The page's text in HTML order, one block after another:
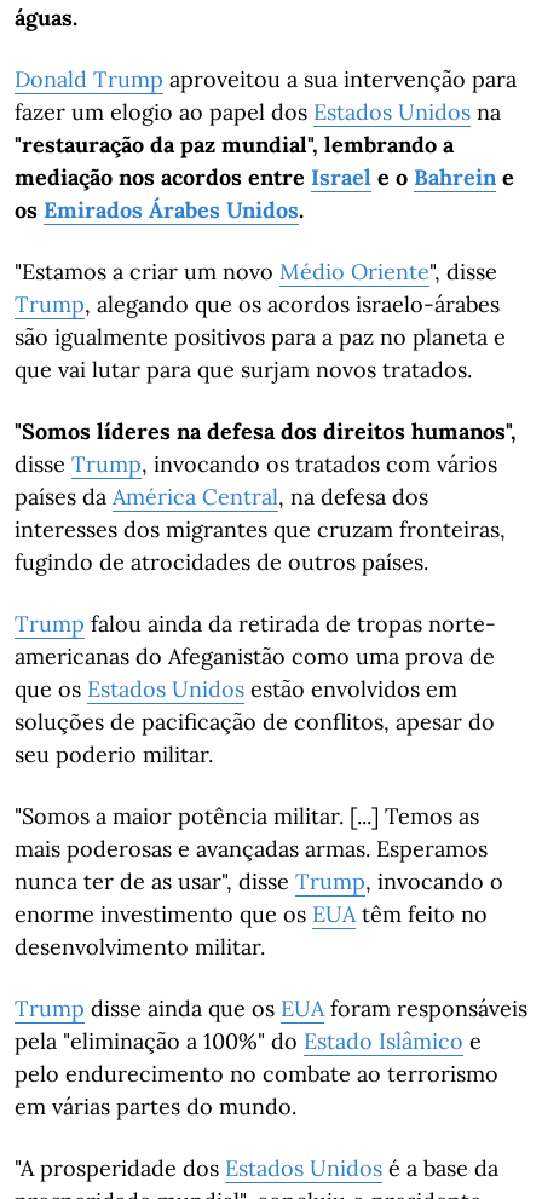
águas.
Donald Trump aproveitou a sua intervenção para
fazer um elogio ao papel dos Estados Unidos na
"restauração da paz mundial", lembrando a
mediação nos acordos entre Israel e o Bahrein e
os Emirados Árabes Unidos.
"Estamos a criar um novo Médio Oriente", disse
Trump, alegando que os acordos israelo-árabes
são igualmente positivos para a paz no planeta e
que vai lutar para que surjam novos tratados.
"Somos líderes na defesa dos direitos humanos",
disse Trump, invocando os tratados com vários
países da América Central, na defesa dos
interesses dos migrantes que cruzam fronteiras,
fugindo de atrocidades de outros países.
Trump falou ainda da retirada de tropas norte-
americanas do Afeganistão como uma prova de
que os Estados Unidos estão envolvidos em
soluções de pacificação de conflitos, apesar do
seu poderio militar.
"Somos a maior potência militar. [...] Temos as
mais poderosas e avançadas armas. Esperamos
nunca ter de as usar", disse Trump, invocando o
enorme investimento que os EUAtêm feito no
desenvolvimento militar.
Trump disse ainda que os EUAforam responsáveis
pela "eliminação a 100%" do Estado Islâmico e
pelo endurecimento no combate ao terrorismo
em várias partes do mundo.
"A prosperidade dos Estados Unidos é a base da